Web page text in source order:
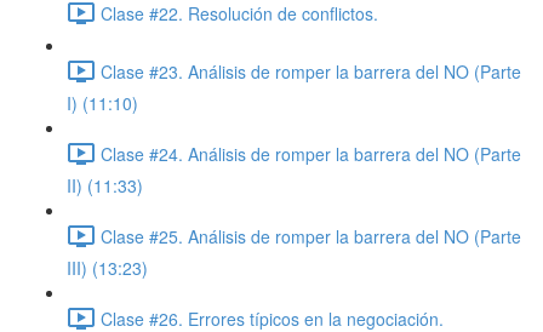
Clase #22. Resolución de conflictos.
Clase #23. Análisis de romper la barrera del NO (Parte
I) (11:10)
Clase #24. Análisis de romper la barrera del NO (Parte
II) (11:33)
Clase #25. Análisis de romper la barrera del NO (Parte
III) (13:23)
Clase #26. Errores típicos en la negociación.